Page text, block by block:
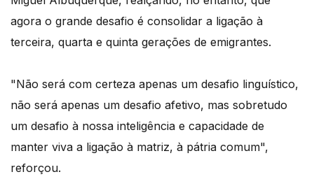
agora o grande desafio é consolidar a ligação à
terceira, quarta e quinta gerações de emigrantes.
"Não será com certeza apenas um desafio linguístico,
não será apenas um desafio afetivo, mas sobretudo
um desafio à nossa inteligência e capacidade de
manter viva a ligação à matriz, à pátria comum",
reforçou.